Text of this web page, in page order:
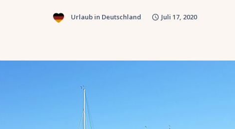
Urlaub in Deutschland Juli 17, 2020